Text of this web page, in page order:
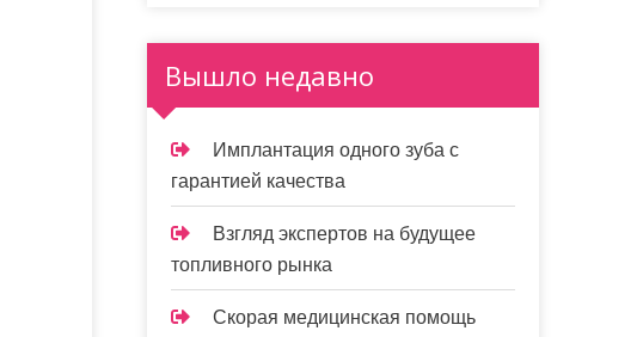
Вышло недавно
Имплантация одного зуба с
гарантией качества
Взгляд экспертов на будущее
топливного рынка
Скорая медицинская помощь